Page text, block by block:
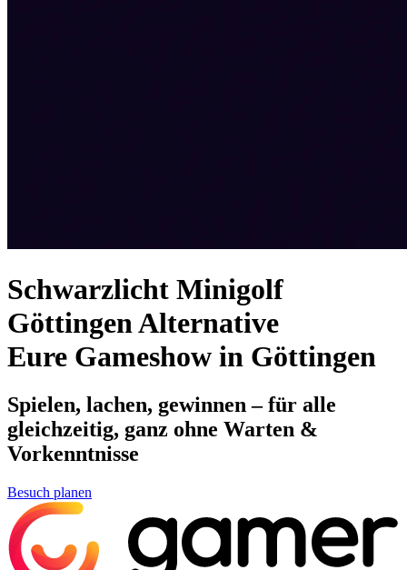
Schwarzlicht Minigolf
Göttingen Alternative
Eure Gameshow in Göttingen
Spielen, lachen, gewinnen – für alle
gleichzeitig, ganz ohne Warten &
Vorkenntnisse
Besuch planen